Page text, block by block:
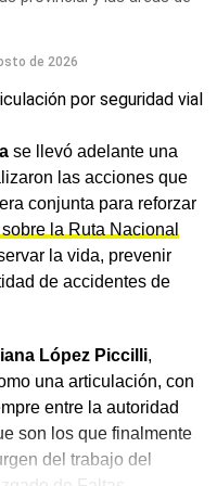
de 2026
se llevó adelante una
las acciones que
conjunta para reforzar
la Ruta Nacional
la vida, prevenir
de accidentes de
López Piccilli,
una articulación, con
entre la autoridad
son los que finalmente
del trabajo del